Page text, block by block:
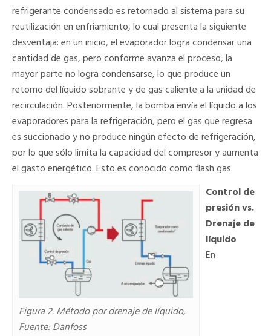
refrigerante condensado es retornado al sistema para su
reutilización en enfriamiento, lo cual presenta la siguiente
desventaja: en un inicio, el evaporador logra condensar una
cantidad de gas, pero conforme avanza el proceso, la
mayor parte no logra condensarse, lo que produce un
retorno del líquido sobrante y de gas caliente a la unidad de
recirculación. Posteriormente, la bomba envía el líquido a los
evaporadores para la refrigeración, pero el gas que regresa
es succionado y no produce ningún efecto de refrigeración,
por lo que sólo limita la capacidad del compresor y aumenta
el gasto energético. Esto es conocido como flash gas.
Figura 2. Método por drenaje de líquido,
Fuente: Danfoss
Control de
presión vs.
Drenaje de
líquido
En